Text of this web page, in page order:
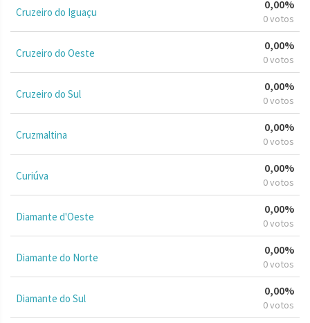
Cruzeiro do Iguaçu
0,00%
0 votos
Cruzeiro do Oeste
0,00%
0 votos
Cruzeiro do Sul
0,00%
0 votos
Cruzmaltina
0,00%
0 votos
Curiúva
0,00%
0 votos
Diamante d'Oeste
0,00%
0 votos
Diamante do Norte
0,00%
0 votos
Diamante do Sul
0,00%
0 votos